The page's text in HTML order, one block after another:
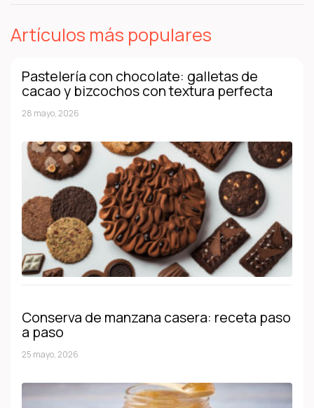
Artículos más populares
Pastelería con chocolate: galletas de
cacao y bizcochos con textura perfecta
28 mayo, 2026
Conserva de manzana casera: receta paso
a paso
25 mayo, 2026